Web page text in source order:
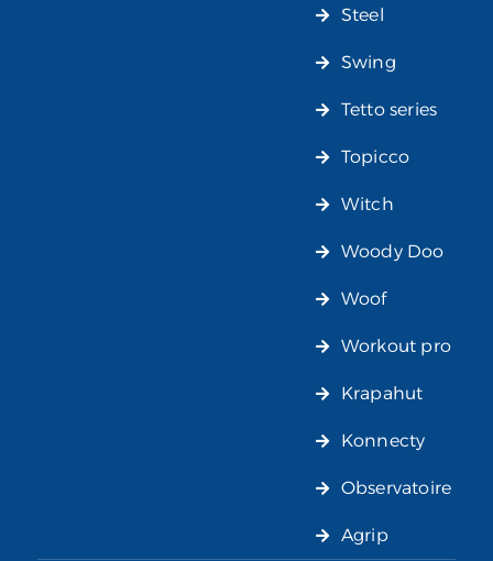
Steel
Swing
Tetto series
Topicco
Witch
Woody Doo
Woof
Workout pro
Krapahut
Konnecty
Observatoire
Agrip